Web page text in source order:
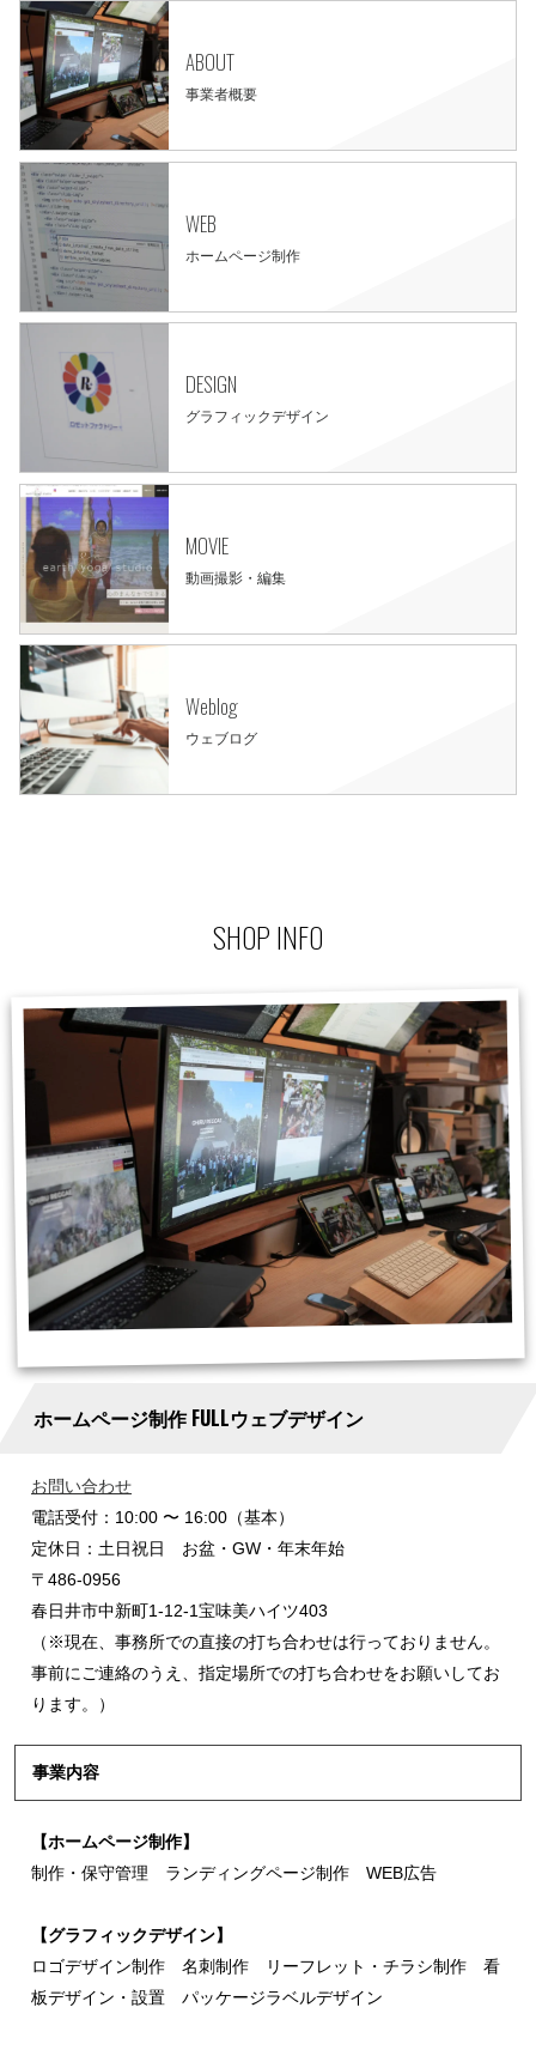
ABOUT
事業者概要
WEB
ホームページ制作
DESIGN
グラフィックデザイン
MOVIE
動画撮影・編集
Weblog
ウェブログ
SHOP INFO
ホームページ制作 FULLウェブデザイン
お問い合わせ
電話受付：10:00 〜 16:00（基本）
定休日：土日祝日 お盆・GW・年末年始
〒486-0956
春日井市中新町1-12-1宝味美ハイツ403
（※現在、事務所での直接の打ち合わせは行っておりません。
事前にご連絡のうえ、指定場所での打ち合わせをお願いしてお
ります。）
事業内容
【ホームページ制作】
制作・保守管理 ランディングページ制作 WEB広告
【グラフィックデザイン】
ロゴデザイン制作 名刺制作 リーフレット・チラシ制作 看
板デザイン・設置 パッケージラベルデザイン